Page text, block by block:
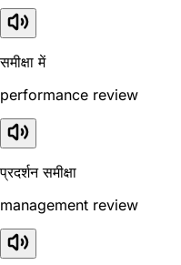
समीक्षा में
performance review
प्रदर्शन समीक्षा
management review